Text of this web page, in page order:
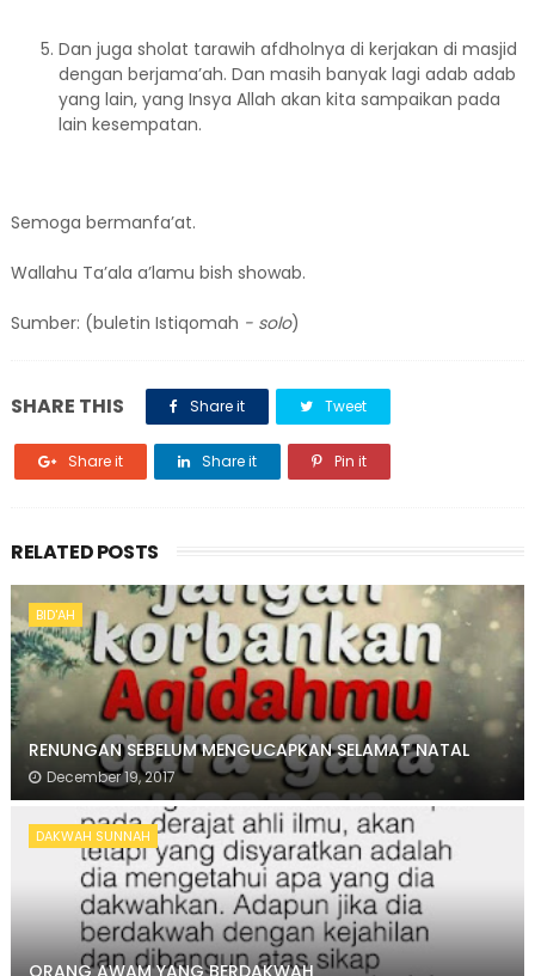
Dan juga sholat tarawih afdholnya di kerjakan di masjid
dengan berjama’ah. Dan masih banyak lagi adab adab
yang lain, yang Insya Allah akan kita sampaikan pada
lain kesempatan.
Semoga bermanfa’at.
Wallahu Ta’ala a’lamu bish showab.
Sumber: (buletin Istiqomah - solo)
SHARE THIS Share it Tweet
Share it Share it Pin it
RELATED POSTS
BID'AH
RENUNGAN SEBELUM MENGUCAPKAN SELAMAT NATAL
December 19, 2017
DAKWAH SUNNAH
ORANG AWAM YANG BERDAKWAH